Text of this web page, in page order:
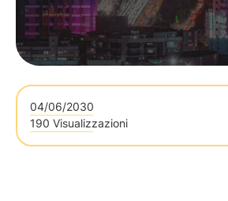
04/06/2030
190 Visualizzazioni